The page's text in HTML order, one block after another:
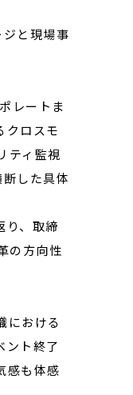
と現場事
レートま
クロスモ
ティ監視
した具体
、取締
の方向性
における
ント終了
感も体感